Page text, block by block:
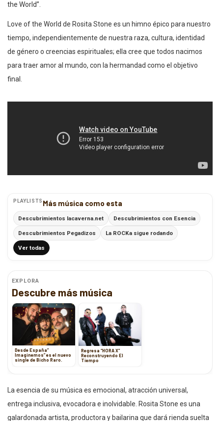
the World”.
Love of the World de Rosita Stone es un himno épico para nuestro
tiempo, independientemente de nuestra raza, cultura, identidad
de género o creencias espirituales; ella cree que todos nacimos
para traer amor al mundo, con la hermandad como el objetivo
final.
PLAYLISTS Más música como esta
Descubrimientos lacaverna.net Descubrimientos con Esencia
Descubrimientos Pegadizos La ROCKa sigue rodando
Ver todas
EXPLORA
Descubre más música
Desde España”
Imaginemos” es el nuevo
single de Bicho Raro.
Regresa “HORA X”
Reconstruyendo El
Tiempo
La esencia de su música es emocional, atracción universal,
entrega inclusiva, evocadora e inolvidable. Rosita Stone es una
galardonada artista, productora y bailarina que dará rienda suelta